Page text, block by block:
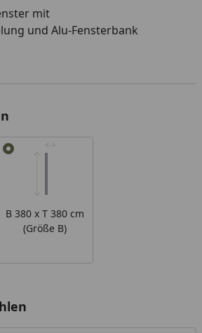
mit
und Alu-Fensterbank
B 380 x T 380 cm
(Größe B)